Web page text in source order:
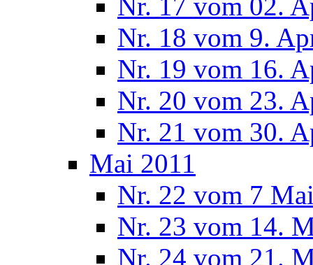
Nr. 18 vom 9.
Nr. 19 vom 16.
Nr. 20 vom 23.
Nr. 21 vom 30.
Mai 2011
Nr. 22 vom 7
Nr. 23 vom 14.
Nr. 24 vom 21.